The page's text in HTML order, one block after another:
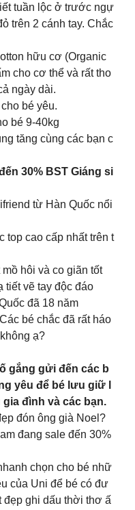
tuần lộc ở trước ngự
trên 2 cánh tay. Chắc
hữu cơ (Organic
cho cơ thể và rất tho
ngày dài.
bé yêu.
bé 9-40kg
tăng cùng các bạn c
30% BST Giáng si
từ Hàn Quốc nổi
top cao cấp nhất trên t
hôi và co giãn tốt
tiết vẽ tay độc đáo
đã 18 năm
bé chắc đã rất háo
ạ?
gắng gửi đến các b
yêu để bé lưu giữ l
đình và các bạn.
đón ông già Noel?
đang sale đến 30%
chọn cho bé nhữ
của Uni để bé có đư
ghi dấu thời thơ ấ